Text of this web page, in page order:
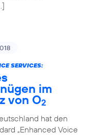
SERVICES:
im
von O2
hat den
„Enhanced Voice